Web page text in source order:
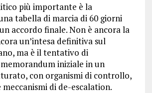
più importante è la
tabella di marcia di 60 giorni
accordo finale. Non è ancora la
un’intesa definitiva sul
ma è il tentativo di
iniziale in un
con organismi di controllo,
di de-escalation.